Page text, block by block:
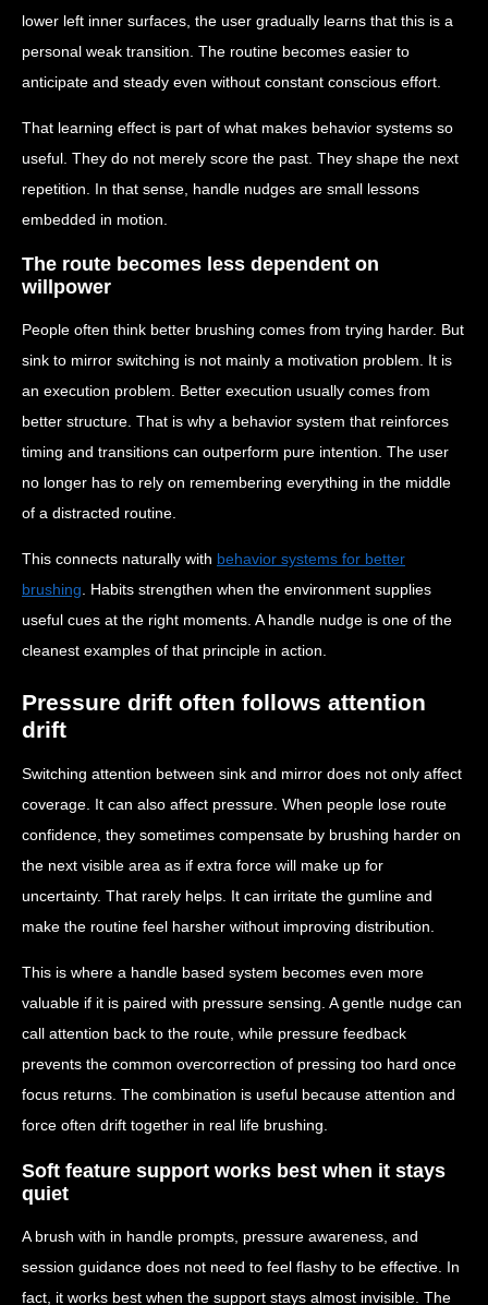
lower left inner surfaces, the user gradually learns that this is a
personal weak transition. The routine becomes easier to
anticipate and steady even without constant conscious effort.
That learning effect is part of what makes behavior systems so
useful. They do not merely score the past. They shape the next
repetition. In that sense, handle nudges are small lessons
embedded in motion.
The route becomes less dependent on
willpower
People often think better brushing comes from trying harder. But
sink to mirror switching is not mainly a motivation problem. It is
an execution problem. Better execution usually comes from
better structure. That is why a behavior system that reinforces
timing and transitions can outperform pure intention. The user
no longer has to rely on remembering everything in the middle
of a distracted routine.
This connects naturally with behavior systems for better
brushing. Habits strengthen when the environment supplies
useful cues at the right moments. A handle nudge is one of the
cleanest examples of that principle in action.
Pressure drift often follows attention
drift
Switching attention between sink and mirror does not only affect
coverage. It can also affect pressure. When people lose route
confidence, they sometimes compensate by brushing harder on
the next visible area as if extra force will make up for
uncertainty. That rarely helps. It can irritate the gumline and
make the routine feel harsher without improving distribution.
This is where a handle based system becomes even more
valuable if it is paired with pressure sensing. A gentle nudge can
call attention back to the route, while pressure feedback
prevents the common overcorrection of pressing too hard once
focus returns. The combination is useful because attention and
force often drift together in real life brushing.
Soft feature support works best when it stays
quiet
A brush with in handle prompts, pressure awareness, and
session guidance does not need to feel flashy to be effective. In
fact, it works best when the support stays almost invisible. The